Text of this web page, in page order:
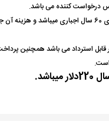
درخواست کننده می باشد.
بیمه برای مسافرین بالای 60 سال اجباری میباشد و
است.